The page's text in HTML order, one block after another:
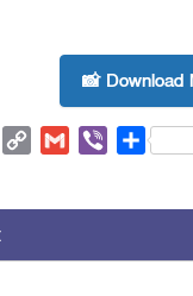
📸 Download
Email Copy
Gmail ViberShare